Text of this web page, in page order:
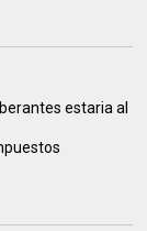
estaria al